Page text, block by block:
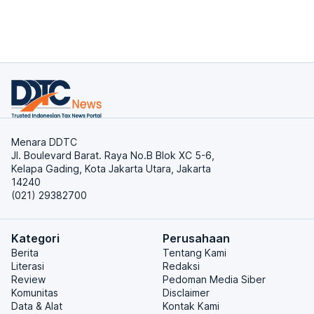
Menara DDTC
Jl. Boulevard Barat. Raya No.B Blok XC 5-6,
Kelapa Gading, Kota Jakarta Utara, Jakarta
14240
(021) 29382700
Kategori
Berita
Literasi
Review
Komunitas
Data & Alat
Perusahaan
Tentang Kami
Redaksi
Pedoman Media Siber
Disclaimer
Kontak Kami